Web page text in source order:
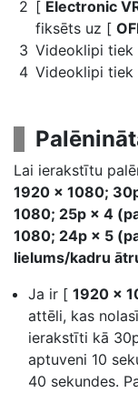
[ Electronic
fiksēts uz [
Videoklipi tiek
Videoklipi tiek
Lai ierakstītu
1920 × 1080;
1080; 25p × 4
1080; 24p × 5
lielums/kadru
Ja ir [ 1920 ×
attēli, kas
ierakstīti kā
aptuveni 10
40 sekundes.